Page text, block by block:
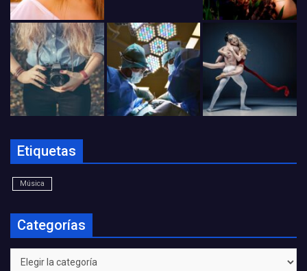
Etiquetas
Música
Categorías
Categorías